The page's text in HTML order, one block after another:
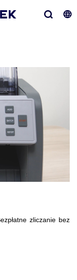
zliczanie bez